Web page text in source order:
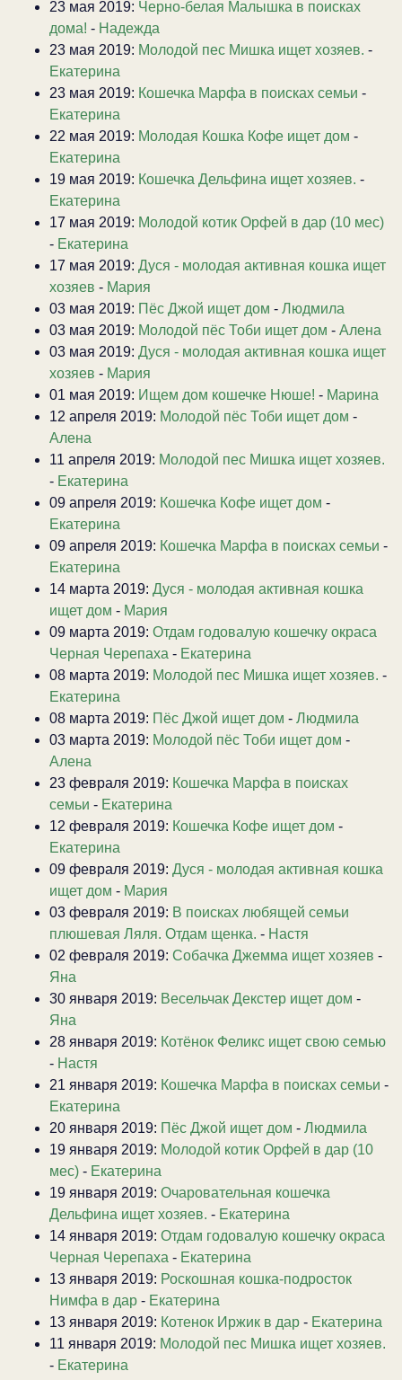
23 мая 2019: Черно-белая Малышка в поисках
дома! - Надежда
23 мая 2019: Молодой пес Мишка ищет хозяев. -
Екатерина
23 мая 2019: Кошечка Марфа в поисках семьи -
Екатерина
22 мая 2019: Молодая Кошка Кофе ищет дом -
Екатерина
19 мая 2019: Кошечка Дельфина ищет хозяев. -
Екатерина
17 мая 2019: Молодой котик Орфей в дар (10 мес)
- Екатерина
17 мая 2019: Дуся - молодая активная кошка ищет
хозяев - Мария
03 мая 2019: Пёс Джой ищет дом - Людмила
03 мая 2019: Молодой пёс Тоби ищет дом - Алена
03 мая 2019: Дуся - молодая активная кошка ищет
хозяев - Мария
01 мая 2019: Ищем дом кошечке Нюше! - Марина
12 апреля 2019: Молодой пёс Тоби ищет дом -
Алена
11 апреля 2019: Молодой пес Мишка ищет хозяев.
- Екатерина
09 апреля 2019: Кошечка Кофе ищет дом -
Екатерина
09 апреля 2019: Кошечка Марфа в поисках семьи -
Екатерина
14 марта 2019: Дуся - молодая активная кошка
ищет дом - Мария
09 марта 2019: Отдам годовалую кошечку окраса
Черная Черепаха - Екатерина
08 марта 2019: Молодой пес Мишка ищет хозяев. -
Екатерина
08 марта 2019: Пёс Джой ищет дом - Людмила
03 марта 2019: Молодой пёс Тоби ищет дом -
Алена
23 февраля 2019: Кошечка Марфа в поисках
семьи - Екатерина
12 февраля 2019: Кошечка Кофе ищет дом -
Екатерина
09 февраля 2019: Дуся - молодая активная кошка
ищет дом - Мария
03 февраля 2019: В поисках любящей семьи
плюшевая Ляля. Отдам щенка. - Настя
02 февраля 2019: Собачка Джемма ищет хозяев -
Яна
30 января 2019: Весельчак Декстер ищет дом -
Яна
28 января 2019: Котёнок Феликс ищет свою семью
- Настя
21 января 2019: Кошечка Марфа в поисках семьи -
Екатерина
20 января 2019: Пёс Джой ищет дом - Людмила
19 января 2019: Молодой котик Орфей в дар (10
мес) - Екатерина
19 января 2019: Очаровательная кошечка
Дельфина ищет хозяев. - Екатерина
14 января 2019: Отдам годовалую кошечку окраса
Черная Черепаха - Екатерина
13 января 2019: Роскошная кошка-подросток
Нимфа в дар - Екатерина
13 января 2019: Котенок Иржик в дар - Екатерина
11 января 2019: Молодой пес Мишка ищет хозяев.
- Екатерина